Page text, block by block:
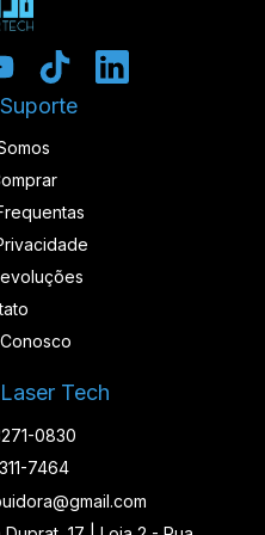
Tech
0830
7464